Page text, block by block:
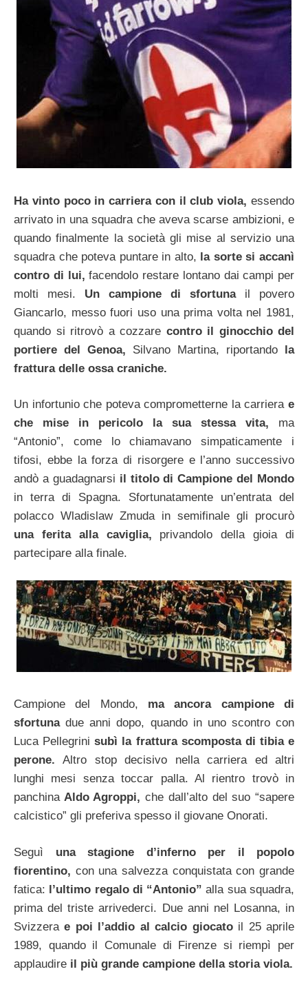
Ha vinto poco in carriera con il club viola, essendo
arrivato in una squadra che aveva scarse ambizioni, e
quando finalmente la società gli mise al servizio una
squadra che poteva puntare in alto, la sorte si accanì
contro di lui,facendolo restare lontano dai campi per
molti mesi. Un campione di sfortuna il povero
Giancarlo, messo fuori uso una prima volta nel 1981,
quando si ritrovò a cozzare contro il ginocchio del
portiere del Genoa, Silvano Martina, riportando la
frattura delle ossa craniche.
Un infortunio che poteva comprometterne la carriera e
che mise in pericolo la sua stessa vita, ma
“Antonio”, come lo chiamavano simpaticamente i
tifosi, ebbe la forza di risorgere e l’anno successivo
andò a guadagnarsi il titolo di Campione del Mondo
in terra di Spagna. Sfortunatamente un’entrata del
polacco Wladislaw Zmuda in semifinale gli procurò
una ferita alla caviglia, privandolo della gioia di
partecipare alla finale.
Campione del Mondo, ma ancora campione di
sfortunadue anni dopo, quando in uno scontro con
Luca Pellegrinisubì la frattura scomposta di tibia e
perone.Altro stop decisivo nella carriera ed altri
lunghi mesi senza toccar palla. Al rientro trovò in
panchinaAldo Agroppi, che dall’alto del suo “sapere
calcistico” gli preferiva spesso il giovane Onorati.
Seguì una stagione d’inferno per il popolo
fiorentino, con una salvezza conquistata con grande
fatica: l’ultimo regalo di “Antonio”alla sua squadra,
prima del triste arrivederci. Due anni nel Losanna, in
Svizzerae poi l’addio al calcio giocato il 25 aprile
1989, quando il Comunale di Firenze si riempì per
applaudire il più grande campione della storia viola.